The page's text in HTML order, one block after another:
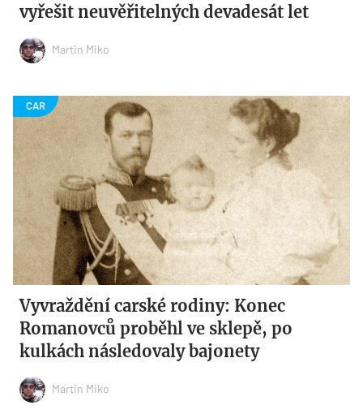
vyřešit neuvěřitelných devadesát let
Martin Miko
Vyvraždění carské rodiny: Konec
Romanovců proběhl ve sklepě, po
kulkách následovaly bajonety
Martin Miko